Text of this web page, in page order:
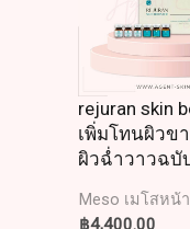
rejuran skin
เพิ่มโทนผิวข
ผิวฉ่ำวาวฉบั
Meso เมโสหน้
฿4,400.00